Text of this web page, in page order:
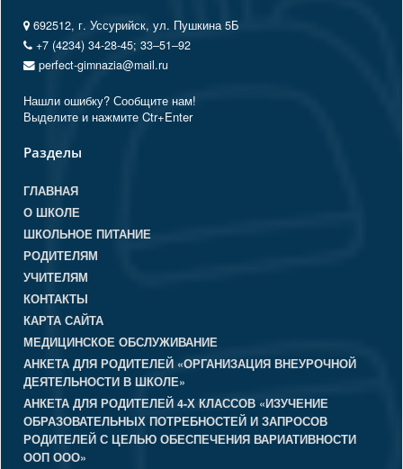
692512, г. Уссурийск, ул. Пушкина 5Б
+7 (4234) 34-28-45; 33‒51‒92
perfect-gimnazia@mail.ru
Нашли ошибку? Сообщите нам!
Выделите и нажмите Ctr+Enter
Разделы
ГЛАВНАЯ
О ШКОЛЕ
ШКОЛЬНОЕ ПИТАНИЕ
РОДИТЕЛЯМ
УЧИТЕЛЯМ
КОНТАКТЫ
КАРТА САЙТА
МЕДИЦИНСКОЕ ОБСЛУЖИВАНИЕ
АНКЕТА ДЛЯ РОДИТЕЛЕЙ «ОРГАНИЗАЦИЯ ВНЕУРОЧНОЙ
ДЕЯТЕЛЬНОСТИ В ШКОЛЕ»
АНКЕТА ДЛЯ РОДИТЕЛЕЙ 4-Х КЛАССОВ «ИЗУЧЕНИЕ
ОБРАЗОВАТЕЛЬНЫХ ПОТРЕБНОСТЕЙ И ЗАПРОСОВ
РОДИТЕЛЕЙ С ЦЕЛЬЮ ОБЕСПЕЧЕНИЯ ВАРИАТИВНОСТИ
ООП ООО»